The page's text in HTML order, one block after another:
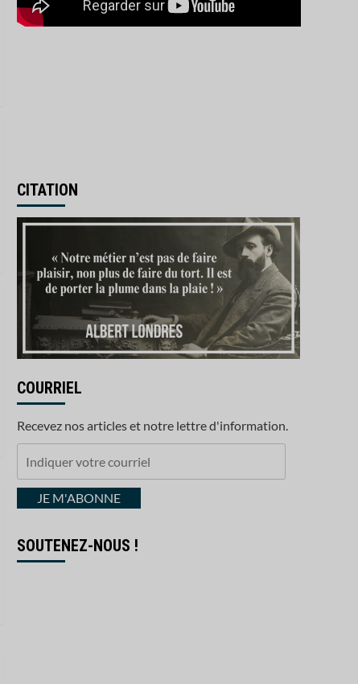
CITATION
COURRIEL
Recevez nos articles et notre lettre d'information.
courrielJE M'ABONNE
SOUTENEZ-NOUS !